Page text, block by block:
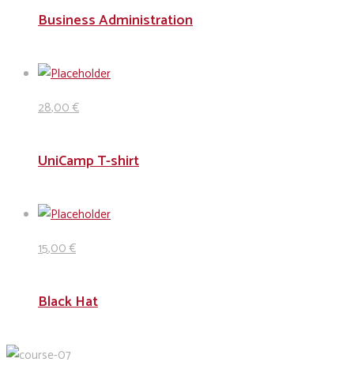
Business Administration
28,00€
UniCamp T-shirt
15,00€
Black Hat